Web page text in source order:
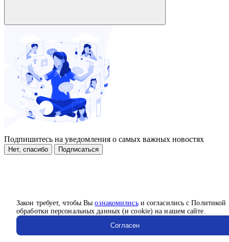
Закон требует, чтобы Выознакомилисьи согласились с Политикой
обработки персональных данных (и cookie) на нашем сайте.
Согласен
Подпишитесь на уведомления о самых важных новостях
Нет, спасибо Подписаться